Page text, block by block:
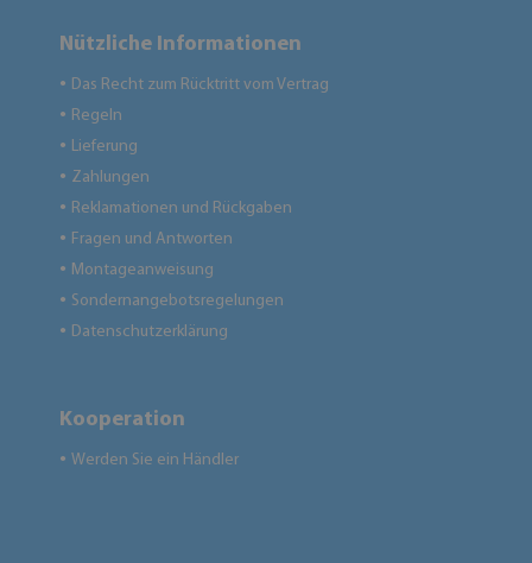
Nützliche Informationen
● Das Recht zum Rücktritt vom Vertrag
● Regeln
● Lieferung
● Zahlungen
● Reklamationen und Rückgaben
● Fragen und Antworten
● Montageanweisung
● Sondernangebotsregelungen
● Datenschutzerklärung
Kooperation
● Werden Sie ein Händler